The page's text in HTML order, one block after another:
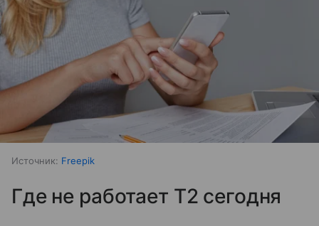
Источник: Freepik
Где не работает T2 сегодня